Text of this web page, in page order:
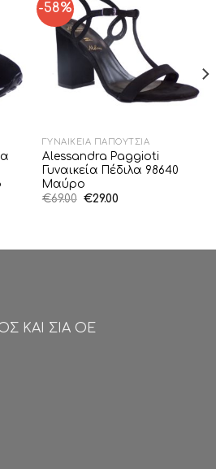
-58%
ΓΥΝΑΙΚΕΊΑ ΠΑΠΟΎΤΣΙΑ
Alessandra Paggioti
Γυναικεία Πέδιλα 98640
Μαύρο
€69.00 Original
€29.00Η
ΚΑΙ ΣΙΑ ΟΕ